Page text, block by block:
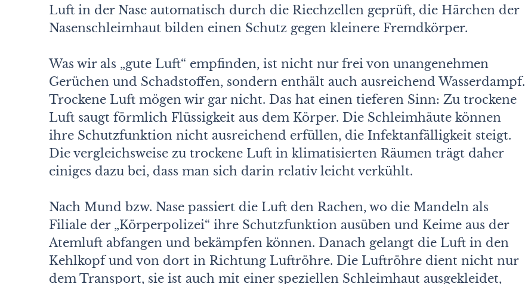
Luft in der Nase automatisch durch die Riechzellen geprüft, die Härchen der
Nasenschleimhaut bilden einen Schutz gegen kleinere Fremdkörper.
Was wir als „gute Luft“ empfinden, ist nicht nur frei von unangenehmen
Gerüchen und Schadstoffen, sondern enthält auch ausreichend Wasserdampf.
Trockene Luft mögen wir gar nicht. Das hat einen tieferen Sinn: Zu trockene
Luft saugt förmlich Flüssigkeit aus dem Körper. Die Schleimhäute können
ihre Schutzfunktion nicht ausreichend erfüllen, die Infektanfälligkeit steigt.
Die vergleichsweise zu trockene Luft in klimatisierten Räumen trägt daher
einiges dazu bei, dass man sich darin relativ leicht verkühlt.
Nach Mund bzw. Nase passiert die Luft den Rachen, wo die Mandeln als
Filiale der „Körperpolizei“ ihre Schutzfunktion ausüben und Keime aus der
Atemluft abfangen und bekämpfen können. Danach gelangt die Luft in den
Kehlkopf und von dort in Richtung Luftröhre. Die Luftröhre dient nicht nur
dem Transport, sie ist auch mit einer speziellen Schleimhaut ausgekleidet,